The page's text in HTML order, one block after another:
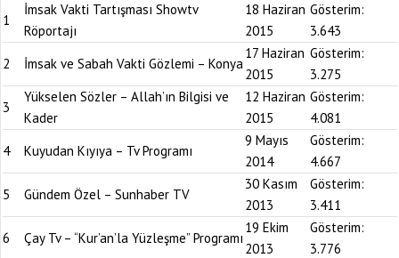
1
İmsak Vakti Tartışması Showtv
Röportajı
18 Haziran
2015
Gösterim:
3.643
2
İmsak ve Sabah Vakti Gözlemi – Konya
17 Haziran
2015
Gösterim:
3.275
3
Yükselen Sözler – Allah’ın Bilgisi ve
Kader
12 Haziran
2015
Gösterim:
4.081
4
Kuyudan Kıyıya – Tv Programı
9 Mayıs
2014
Gösterim:
4.667
5
Gündem Özel – Sunhaber TV
30 Kasım
2013
Gösterim:
3.411
6
Çay Tv – “Kur’an’la Yüzleşme” Programı
19 Ekim
2013
Gösterim:
3.776